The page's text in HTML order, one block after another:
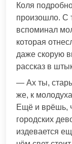
Коля
произошло. С
вспоминал
которая
даже скорую
рассказ в
— Ах ты,
же, к
Ещё и врёшь,
городских
издевается